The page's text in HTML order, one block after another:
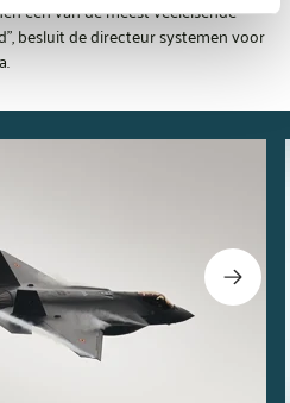
een van de meest veeleisende
besluit de directeur systemen voor